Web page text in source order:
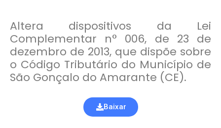
Altera dispositivos da Lei
Complementar n° 006, de 23 de
dezembro de 2013, que dispõe sobre
o Código Tributário do Município de
São Gonçalo do Amarante (CE).
Baixar